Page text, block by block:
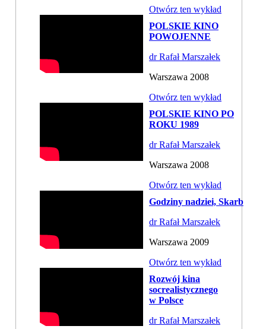
Otwórz ten wykład
POLSKIE KINO
POWOJENNE
dr Rafał Marszałek
Warszawa 2008
Otwórz ten wykład
POLSKIE KINO PO
ROKU 1989
dr Rafał Marszałek
Warszawa 2008
Otwórz ten wykład
Godziny nadziei, Skarb
dr Rafał Marszałek
Warszawa 2009
Otwórz ten wykład
Rozwój kina
socrealistycznego
w Polsce
dr Rafał Marszałek